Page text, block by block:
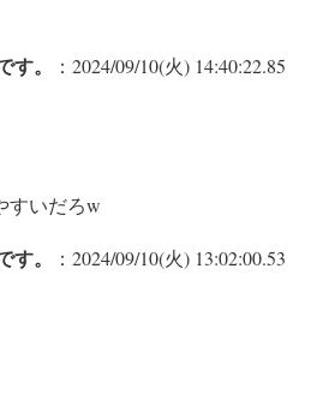
。
：2024/09/10(火) 14:40:22.85
すいだろw
。
：2024/09/10(火) 13:02:00.53